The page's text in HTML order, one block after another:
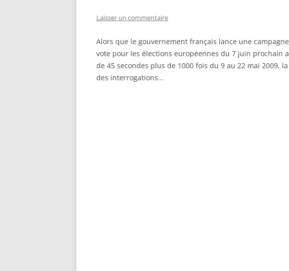
Laisser un commentaire
Alors que le gouvernement français lance une
vote pour les élections européennes du 7 juin prochain
de 45 secondes plus de 1000 fois du 9 au 22 mai 2009,
des interrogations…